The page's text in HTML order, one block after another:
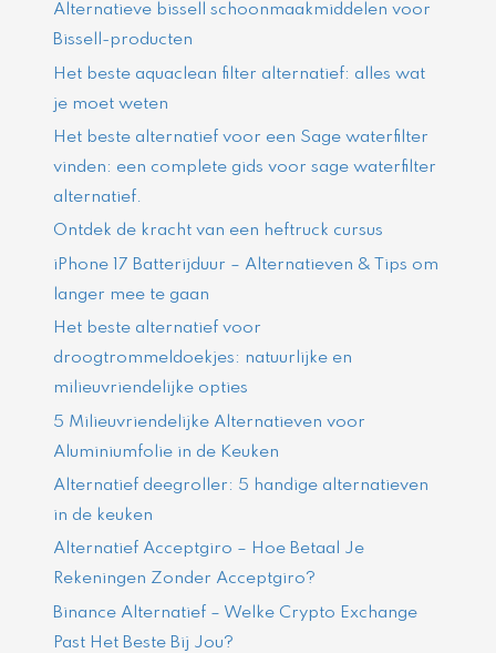
Alternatieve bissell schoonmaakmiddelen voor
Bissell-producten
Het beste aquaclean filter alternatief: alles wat
je moet weten
Het beste alternatief voor een Sage waterfilter
vinden: een complete gids voor sage waterfilter
alternatief.
Ontdek de kracht van een heftruck cursus
iPhone 17 Batterijduur – Alternatieven & Tips om
langer mee te gaan
Het beste alternatief voor
droogtrommeldoekjes: natuurlijke en
milieuvriendelijke opties
5 Milieuvriendelijke Alternatieven voor
Aluminiumfolie in de Keuken
Alternatief deegroller: 5 handige alternatieven
in de keuken
Alternatief Acceptgiro – Hoe Betaal Je
Rekeningen Zonder Acceptgiro?
Binance Alternatief – Welke Crypto Exchange
Past Het Beste Bij Jou?